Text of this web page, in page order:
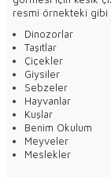
resmi örnekteki gibi
Dinozorlar
Taşıtlar
Çiçekler
Giysiler
Sebzeler
Hayvanlar
Kuşlar
Benim Okulum
Meyveler
Meslekler